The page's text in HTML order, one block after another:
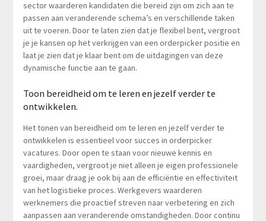
sector waarderen kandidaten die bereid zijn om zich aan te
passen aan veranderende schema’s en verschillende taken
uit te voeren. Door te laten zien dat je flexibel bent, vergroot
je je kansen op het verkrijgen van een orderpicker positie en
laat je zien dat je klaar bent om de uitdagingen van deze
dynamische functie aan te gaan.
Toon bereidheid om te leren en jezelf verder te
ontwikkelen.
Het tonen van bereidheid om te leren en jezelf verder te
ontwikkelen is essentieel voor succes in orderpicker
vacatures. Door open te staan voor nieuwe kennis en
vaardigheden, vergroot je niet alleen je eigen professionele
groei, maar draag je ook bij aan de efficiëntie en effectiviteit
van het logistieke proces. Werkgevers waarderen
werknemers die proactief streven naar verbetering en zich
aanpassen aan veranderende omstandigheden. Door continu